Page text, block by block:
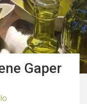
Gaper